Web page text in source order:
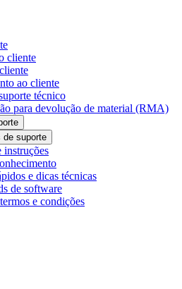
cliente
ao cliente
técnico
para devolução de material (RMA)
de suporte
instruções
e dicas técnicas
de software
e condições